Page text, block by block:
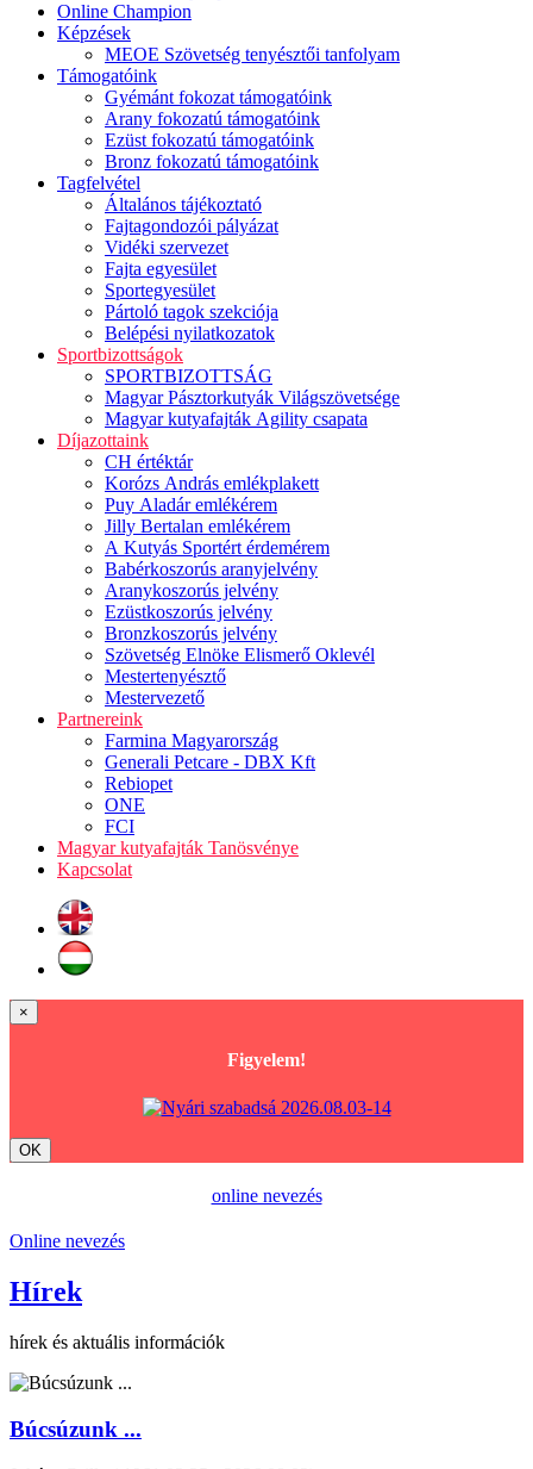
Online Champion
Képzések
MEOE Szövetség tenyésztői tanfolyam
Támogatóink
Gyémánt fokozat támogatóink
Arany fokozatú támogatóink
Ezüst fokozatú támogatóink
Bronz fokozatú támogatóink
Tagfelvétel
Általános tájékoztató
Fajtagondozói pályázat
Vidéki szervezet
Fajta egyesület
Sportegyesület
Pártoló tagok szekciója
Belépési nyilatkozatok
Sportbizottságok
SPORTBIZOTTSÁG
Magyar Pásztorkutyák Világszövetsége
Magyar kutyafajták Agility csapata
Díjazottaink
CH értéktár
Korózs András emlékplakett
Puy Aladár emlékérem
Jilly Bertalan emlékérem
A Kutyás Sportért érdemérem
Babérkoszorús aranyjelvény
Aranykoszorús jelvény
Ezüstkoszorús jelvény
Bronzkoszorús jelvény
Szövetség Elnöke Elismerő Oklevél
Mestertenyésztő
Mestervezető
Partnereink
Farmina Magyarország
Generali Petcare - DBX Kft
Rebiopet
ONE
FCI
Magyar kutyafajták Tanösvénye
Kapcsolat
×
Figyelem!
OK
online nevezés
Online nevezés
Hírek
hírek és aktuális információk
Búcsúzunk ...